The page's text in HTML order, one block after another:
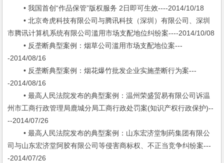
• 我国首创“作品保管”版权服务 2日即可生效----2014/10/18
• 北京奇虎科技有限公司与腾讯科技（深圳）有限公司、深圳
市腾讯计算机系统有限公司滥用市场支配地位纠纷案----2014/10/08
• 反垄断典型案例：烟草公司滥用市场支配地位案---
-2014/08/16
• 反垄断典型案例：烟花爆竹批发企业实施垄断行为案---
-2014/08/16
• 最高人民法院发布的典型案例：温州荣盛贸易有限公司诉温
州市工商行政管理局鹿城分局工商行政处罚案(知识产权行政保护)--
--2014/07/26
• 最高人民法院发布的典型案例：山东宏济堂制药集团有限公
司与山东宏济堂阿胶有限公司等侵害商标权、不正当竞争纠纷案---
-2014/07/26